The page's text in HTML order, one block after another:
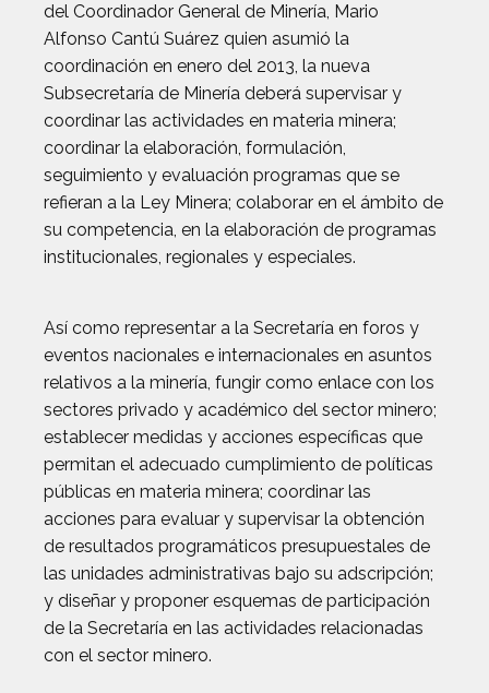
del Coordinador General de Minería, Mario
Alfonso Cantú Suárez quien asumió la
coordinación en enero del 2013, la nueva
Subsecretaría de Minería deberá supervisar y
coordinar las actividades en materia minera;
coordinar la elaboración, formulación,
seguimiento y evaluación programas que se
refieran a la Ley Minera; colaborar en el ámbito de
su competencia, en la elaboración de programas
institucionales, regionales y especiales.
Así como representar a la Secretaría en foros y
eventos nacionales e internacionales en asuntos
relativos a la minería, fungir como enlace con los
sectores privado y académico del sector minero;
establecer medidas y acciones específicas que
permitan el adecuado cumplimiento de políticas
públicas en materia minera; coordinar las
acciones para evaluar y supervisar la obtención
de resultados programáticos presupuestales de
las unidades administrativas bajo su adscripción;
y diseñar y proponer esquemas de participación
de la Secretaría en las actividades relacionadas
con el sector minero.